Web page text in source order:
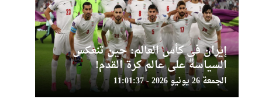
إيران في كأس العالم: حين تنعكس
السياسة على عالم كرة القدم!
الجمعة 26 يونيو 2026 - 11:01:37